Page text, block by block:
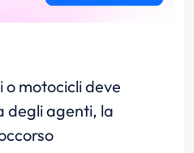
o motocicli deve
degli agenti, la